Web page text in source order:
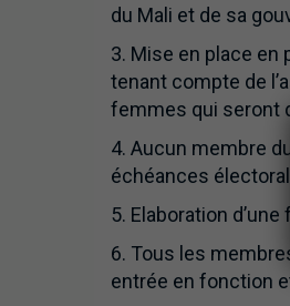
du Mali et de sa
3. Mise en place en
tenant compte de
femmes qui seront
4. Aucun membre
échéances
5. Elaboration
6. Tous les
entrée en fonction